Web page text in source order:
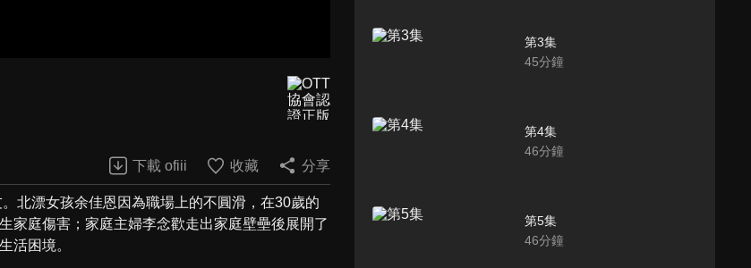
下載 ofiii 收藏 分享
北漂女孩余佳恩因為職場上的不圓滑，在30歲的
家庭傷害；家庭主婦李念歡走出家庭壁壘後展開了
活困境。
第3集
45分鐘
第4集
46分鐘
第5集
46分鐘